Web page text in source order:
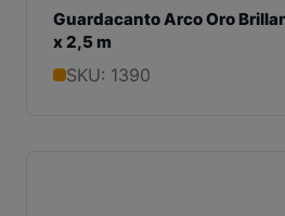
Guardacanto Arco Oro
x 2,5 m
SKU: 1390